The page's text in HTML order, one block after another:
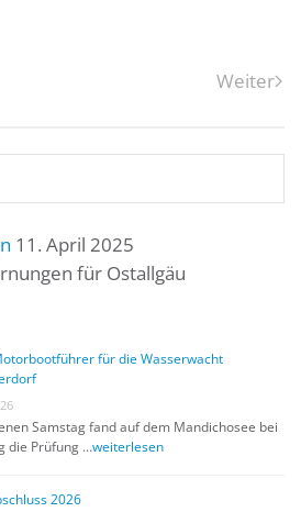
Weiter
11. April 2025
für Ostallgäu
für die Wasserwacht
Samstag fand auf dem Mandichosee bei
die Prüfung …weiterlesen
2026